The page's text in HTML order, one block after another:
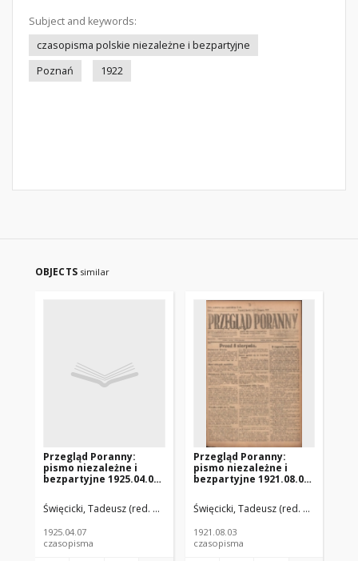
Subject and keywords:
czasopisma polskie niezależne i bezpartyjne
Poznań
1922
OBJECTS similar
Przegląd Poranny:
pismo niezależne i
bezpartyjne 1925.04.07
Święcicki, Tadeusz (red. nacz.)
Paluch, Stefan (red. odp.)
1925.04.07
czasopisma
Przegląd Poranny:
pismo niezależne i
bezpartyjne 1921.08.03
Święcicki, Tadeusz (red. nacz.)
1921.08.03
czasopisma